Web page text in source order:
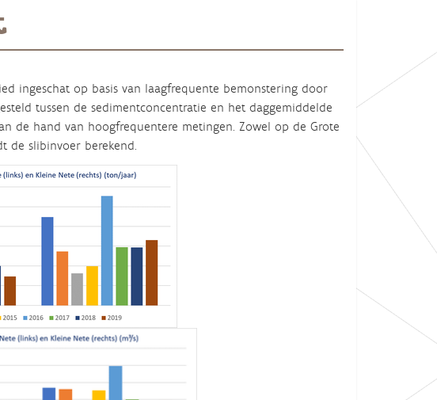
ingeschat op basis van laagfrequente bemonstering door
tussen de sedimentconcentratie en het daggemiddelde
de hand van hoogfrequentere metingen. Zowel op de Grote
de slibinvoer berekend.